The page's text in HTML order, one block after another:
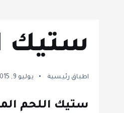
ستيك
اطباق رئيسية يوليو 9, 2015
ستيك اللحم